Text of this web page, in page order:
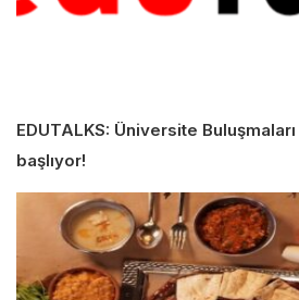
EDUTALKS: Üniversite
başlıyor!